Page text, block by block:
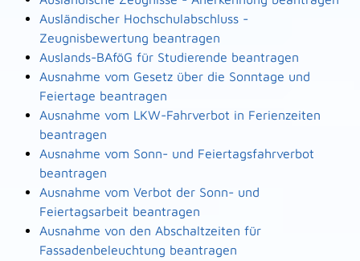
Ausländischer Hochschulabschluss -
Zeugnisbewertung beantragen
Auslands-BAföG für Studierende beantragen
Ausnahme vom Gesetz über die Sonntage und
Feiertage beantragen
Ausnahme vom LKW-Fahrverbot in Ferienzeiten
beantragen
Ausnahme vom Sonn- und Feiertagsfahrverbot
beantragen
Ausnahme vom Verbot der Sonn- und
Feiertagsarbeit beantragen
Ausnahme von den Abschaltzeiten für
Fassadenbeleuchtung beantragen